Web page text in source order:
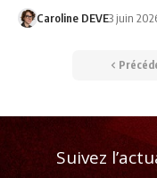
Caroline DEVE3 juin
Suivez